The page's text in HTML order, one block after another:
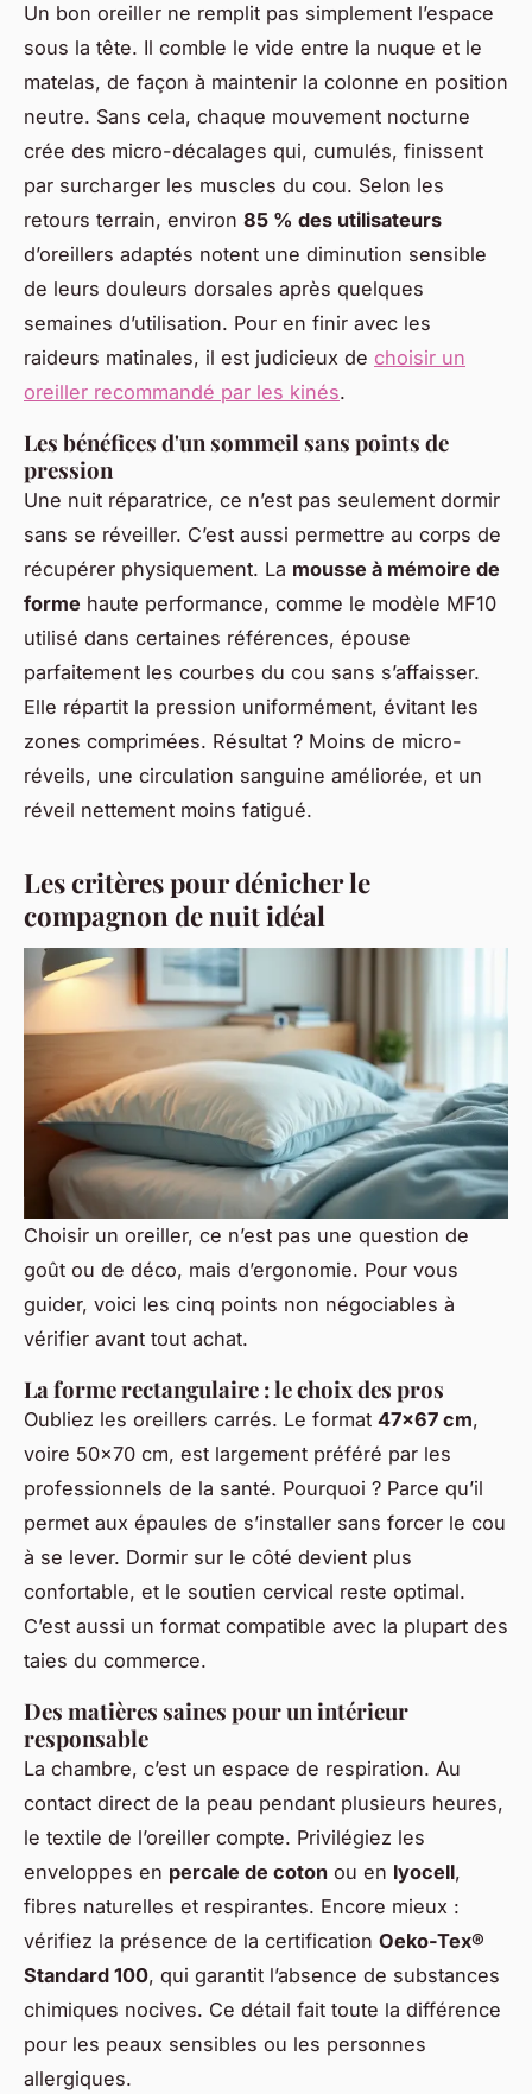
Un bon oreiller ne remplit pas simplement l’espace
sous la tête. Il comble le vide entre la nuque et le
matelas, de façon à maintenir la colonne en position
neutre. Sans cela, chaque mouvement nocturne
crée des micro-décalages qui, cumulés, finissent
par surcharger les muscles du cou. Selon les
retours terrain, environ 85 % des utilisateurs
d’oreillers adaptés notent une diminution sensible
de leurs douleurs dorsales après quelques
semaines d’utilisation. Pour en finir avec les
raideurs matinales, il est judicieux de choisir un
oreiller recommandé par les kinés.
Les bénéfices d'un sommeil sans points de
pression
Une nuit réparatrice, ce n’est pas seulement dormir
sans se réveiller. C’est aussi permettre au corps de
récupérer physiquement. La mousse à mémoire de
forme haute performance, comme le modèle MF10
utilisé dans certaines références, épouse
parfaitement les courbes du cou sans s’affaisser.
Elle répartit la pression uniformément, évitant les
zones comprimées. Résultat ? Moins de micro-
réveils, une circulation sanguine améliorée, et un
réveil nettement moins fatigué.
Les critères pour dénicher le
compagnon de nuit idéal
Choisir un oreiller, ce n’est pas une question de
goût ou de déco, mais d’ergonomie. Pour vous
guider, voici les cinq points non négociables à
vérifier avant tout achat.
La forme rectangulaire : le choix des pros
Oubliez les oreillers carrés. Le format 47×67 cm,
voire 50×70 cm, est largement préféré par les
professionnels de la santé. Pourquoi ? Parce qu’il
permet aux épaules de s’installer sans forcer le cou
à se lever. Dormir sur le côté devient plus
confortable, et le soutien cervical reste optimal.
C’est aussi un format compatible avec la plupart des
taies du commerce.
Des matières saines pour un intérieur
responsable
La chambre, c’est un espace de respiration. Au
contact direct de la peau pendant plusieurs heures,
le textile de l’oreiller compte. Privilégiez les
enveloppes en percale de coton ou en lyocell,
fibres naturelles et respirantes. Encore mieux :
vérifiez la présence de la certification Oeko-Tex®
Standard 100, qui garantit l’absence de substances
chimiques nocives. Ce détail fait toute la différence
pour les peaux sensibles ou les personnes
allergiques.